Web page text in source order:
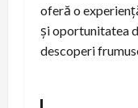
oferă o
și oportunitatea
descoperi